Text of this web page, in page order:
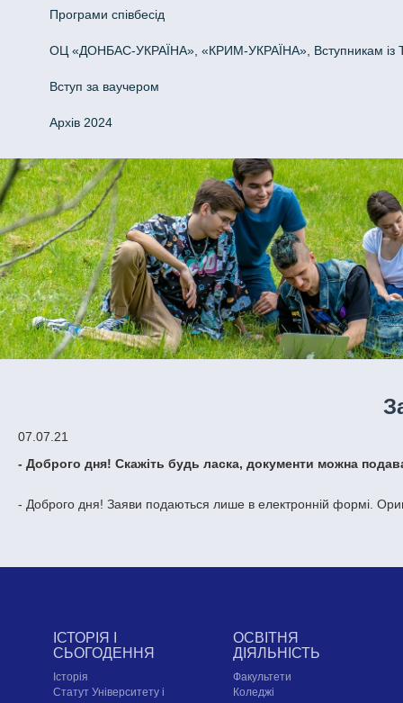
Програми співбесід
ОЦ «ДОНБАС-УКРАЇНА», «КРИМ-УКРАЇНА», Вступникам із
Вступ за ваучером
Архів 2024
07.07.21
- Доброго дня! Скажіть будь ласка, документи можна
- Доброго дня! Заяви подаються лише в електронній формі.
ІСТОРІЯ І
СЬОГОДЕННЯ
Історія
Статут Університету і
ОСВІТНЯ
ДІЯЛЬНІСТЬ
Факультети
Коледжі